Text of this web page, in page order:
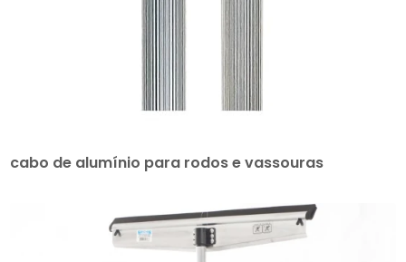
cabo de alumínio para rodos e vassouras